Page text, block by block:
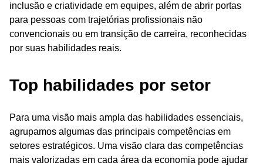
inclusão e criatividade em equipes, além de abrir portas
para pessoas com trajetórias profissionais não
convencionais ou em transição de carreira, reconhecidas
por suas habilidades reais.
Top habilidades por setor
Para uma visão mais ampla das habilidades essenciais,
agrupamos algumas das principais competências em
setores estratégicos. Uma visão clara das competências
mais valorizadas em cada área da economia pode ajudar